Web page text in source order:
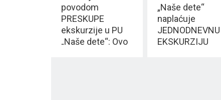
povodom
PRESKUPE
ekskurzije u PU
„Naše dete“: Ovo
„Naše dete“
naplaćuje
JEDNODNEVNU
EKSKURZIJU